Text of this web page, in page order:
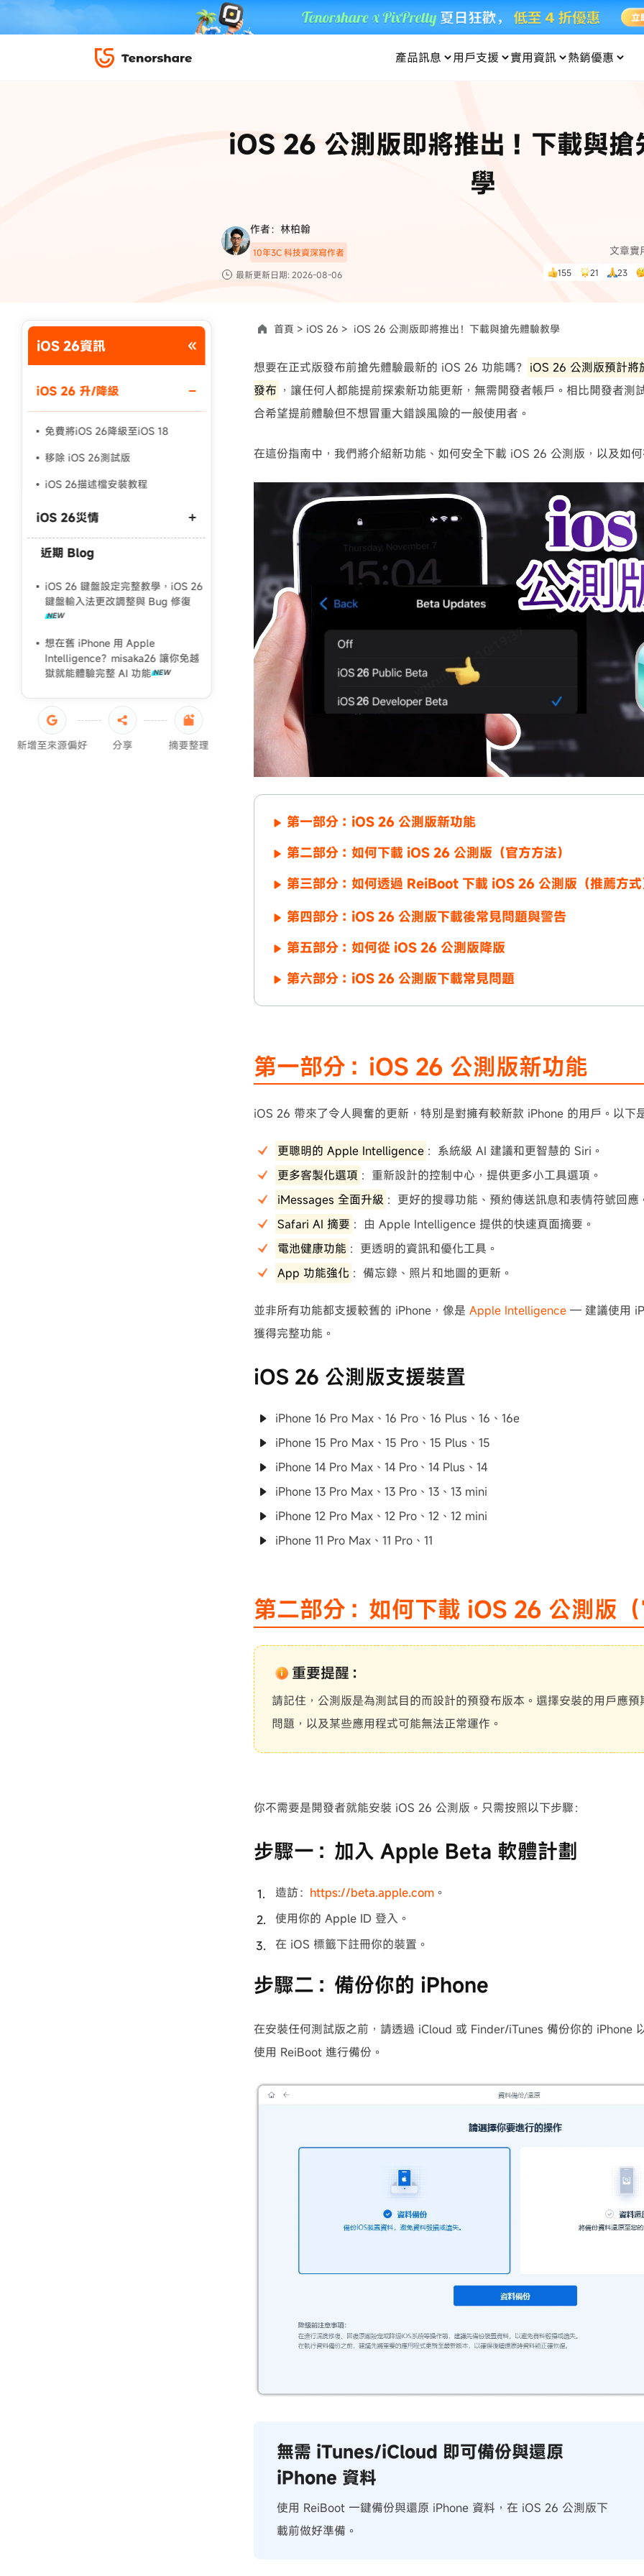
產品訊息
4DDiG Win 資料救援
4DDiG Mac 資料救援
新版本
UltData LINE 數據恢復
UltData WhatsApp 數據恢復
用戶支援 實用資訊
·iPhone 照片備份到外接硬碟 ·Pokemo GO Plus 無法配對
為您提供最豐富的教學影片
人像修圖
為您提供最實用
熱銷優惠
限時 5 折優惠，立即入手！
複製折扣碼
前往搶購
使用說明：以上折扣碼僅用於 iAnyGo 終身方案,加購後即可使用！
iOS 26 公測版即將推出！下載與搶
學
作者：林柏翰
10年3C 科技資深寫作者
最新更新日期: 2026-08-06
文章實
155 21 23
iOS 26資訊
iOS 26 升/降級
免費將iOS 26降級至iOS 18
移除 iOS 26測試版
iOS 26描述檔安裝教程
iOS 26災情
安裝 iOS 26 時發生錯誤
iOS 26軟體更新失敗
iOS 26無法顯示
近期 Blog
iOS 26 鍵盤設定完整教學，iOS 26
鍵盤輸入法更改調整與 Bug 修復
想在舊 iPhone 用 Apple
Intelligence？misaka26 讓你免越
獄就能體驗完整 AI 功能
新增至來源偏好 分享 摘要整理
首頁 > iOS 26 > iOS 26 公測版即將推出！下載與搶先體驗教學
想要在正式版發布前搶先體驗最新的 iOS 26 功能嗎？ iOS 26 公測版預計
發布 ，讓任何人都能提前探索新功能更新，無需開發者帳戶。相比開發者測
合希望提前體驗但不想冒重大錯誤風險的一般使用者。
在這份指南中，我們將介紹新功能、如何安全下載 iOS 26 公測版，以及如
第一部分：iOS 26 公測版新功能
第二部分：如何下載 iOS 26 公測版（官方方法）
第三部分：如何透過 ReiBoot 下載 iOS 26 公測版（推薦方
第四部分：iOS 26 公測版下載後常見問題與警告
第五部分：如何從 iOS 26 公測版降版
第六部分：iOS 26 公測版下載常見問題
第一部分：iOS 26 公測版新功能
iOS 26 帶來了令人興奮的更新，特別是對擁有較新款 iPhone 的用戶。以下
更聰明的 Apple Intelligence ：系統級 AI 建議和更智慧的 Siri。
更多客製化選項 ：重新設計的控制中心，提供更多小工具選項。
iMessages 全面升級 ：更好的搜尋功能、預約傳送訊息和表情符號回應
Safari AI 摘要 ：由 Apple Intelligence 提供的快速頁面摘要。
電池健康功能 ：更透明的資訊和優化工具。
App 功能強化 ：備忘錄、照片和地圖的更新。
並非所有功能都支援較舊的 iPhone，像是 Apple Intelligence — 建議使用
獲得完整功能。
iOS 26 公測版支援裝置
iPhone 16 Pro Max、16 Pro、16 Plus、16、16e
iPhone 15 Pro Max、15 Pro、15 Plus、15
iPhone 14 Pro Max、14 Pro、14 Plus、14
iPhone 13 Pro Max、13 Pro、13、13 mini
iPhone 12 Pro Max、12 Pro、12、12 mini
iPhone 11 Pro Max、11 Pro、11
第二部分：如何下載 iOS 26 公測版
重要提醒：
請記住，公測版是為測試目的而設計的預發布版本。選擇安裝的用戶應
問題，以及某些應用程式可能無法正常運作。
你不需要是開發者就能安裝 iOS 26 公測版。只需按照以下步驟：
步驟一：加入 Apple Beta 軟體計劃
造訪： https://beta.apple.com 。
使用你的 Apple ID 登入。
在 iOS 標籤下註冊你的裝置。
步驟二：備份你的 iPhone
在安裝任何測試版之前，請透過 iCloud 或 Finder/iTunes 備份你的 iPhone
使用 ReiBoot 進行備份。
無需 iTunes/iCloud 即可備份與還原
iPhone 資料
使用 ReiBoot 一鍵備份與還原 iPhone 資料，在 iOS 26 公測版下
載前做好準備。